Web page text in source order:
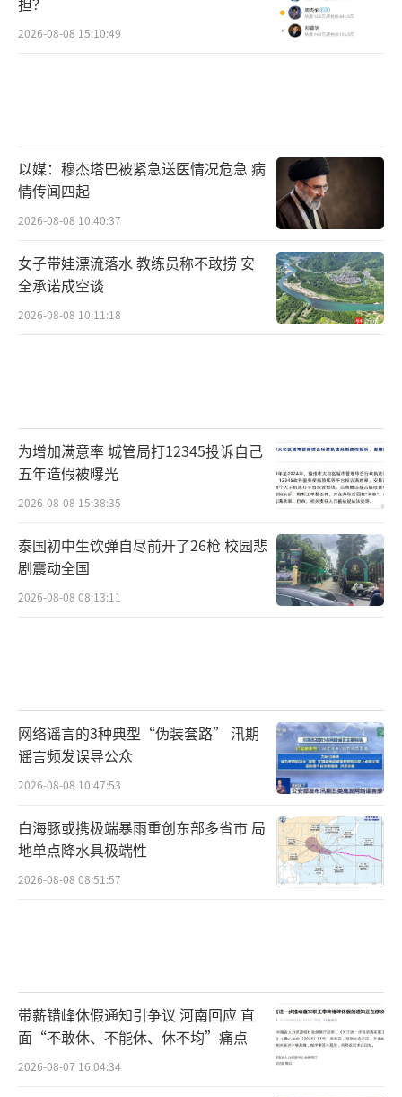
2026-08-08 15:10:49
以媒：穆杰塔巴被紧急送医情况危急 病
情传闻四起
2026-08-08 10:40:37
女子带娃漂流落水 教练员称不敢捞 安
全承诺成空谈
2026-08-08 10:11:18
为增加满意率 城管局打12345投诉自己
五年造假被曝光
2026-08-08 15:38:35
泰国初中生饮弹自尽前开了26枪 校园悲
剧震动全国
2026-08-08 08:13:11
网络谣言的3种典型“伪装套路” 汛期
谣言频发误导公众
2026-08-08 10:47:53
白海豚或携极端暴雨重创东部多省市 局
地单点降水具极端性
2026-08-08 08:51:57
带薪错峰休假通知引争议 河南回应 直
面“不敢休、不能休、休不均”痛点
2026-08-07 16:04:34